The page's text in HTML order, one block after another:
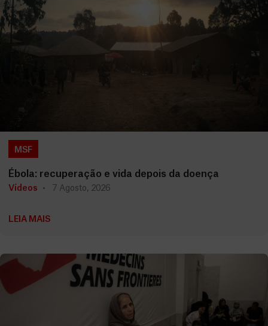
MSF
Ébola: recuperação e vida depois da doença
Vídeos 7 Agosto, 2026
LEIA MAIS